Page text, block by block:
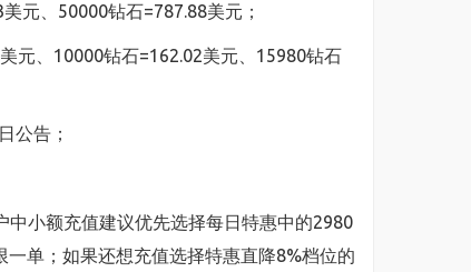
元、50000钻石=787.88美元；
元、10000钻石=162.02美元、15980钻石
公告；
小额充值建议优先选择每日特惠中的2980
单；如果还想充值选择特惠直降8%档位的